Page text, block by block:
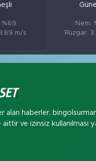
%69
m/s
Nem:
Rüzgar:
alan haberler,
ve izinsiz kullanılması